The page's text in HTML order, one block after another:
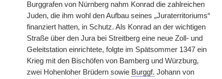
Burggrafen von Nürnberg nahm Konrad die zahlreichen
Juden, die ihm wohl den Aufbau seines „Juraterritoriums“
finanziert hatten, in Schutz. Als Konrad an der wichtigen
Straße über den Jura bei Streitberg eine neue Zoll- und
Geleitstation einrichtete, folgte im Spätsommer 1347 ein
Krieg mit den Bischöfen von Bamberg und Würzburg,
zwei Hohenloher Brüdern sowie Burggf. Johann von